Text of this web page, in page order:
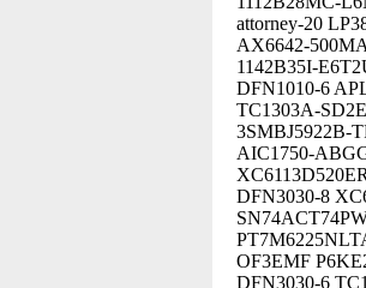
attorney-20
AX6642-
1142B35I-
DFN1010-6
TC1303A-
3SMBJ5922B-
AIC1750-
DFN3030-8
OF3EMF
DFN3030-6